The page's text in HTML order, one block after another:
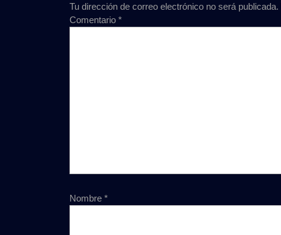
Tu dirección de correo electrónico no será publicada.
Comentario *
Nombre *